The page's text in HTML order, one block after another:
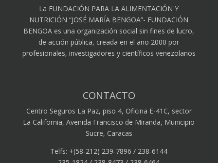
La FUNDACIÓN PARA LA ALIMENTACIÓN Y
NUTRICIÓN “JOSÉ MARÍA BENGOA”- FUNDACIÓN
BENGOA es una organización social sin fines de lucro,
de acción pública, creada en el año 2000 por
profesionales, investigadores y científicos venezolanos
CONTACTO
Centro Seguros La Paz, piso 4, Oficina E-41C, sector
La California, Avenida Francisco de Miranda, Municipio
Sucre, Caracas
Telfs: +(58-212) 239-7896 / 238-6144